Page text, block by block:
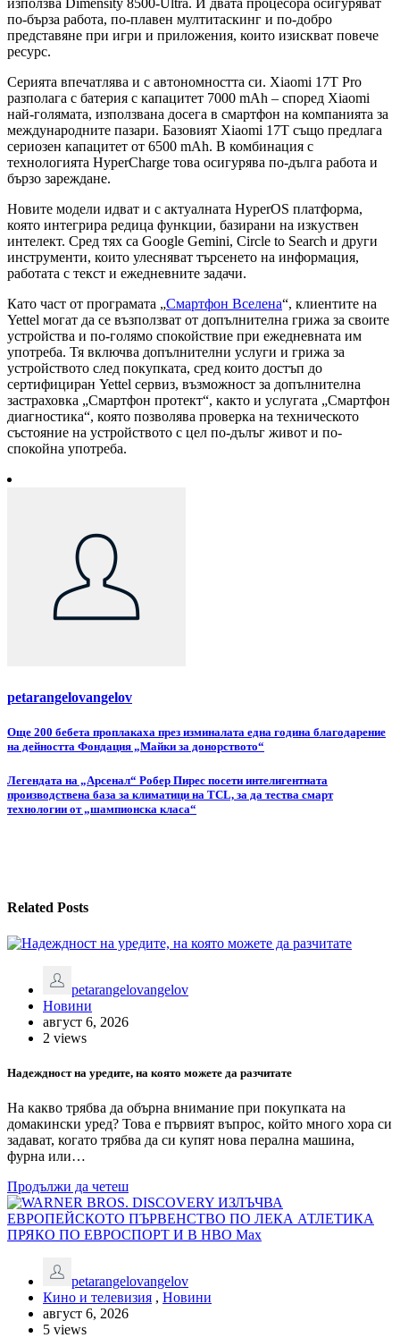
използва Dimensity 8500-Ultra. И двата процесора осигуряват
по-бърза работа, по-плавен мултитаскинг и по-добро
представяне при игри и приложения, които изискват повече
ресурс.
Серията впечатлява и с автономността си. Xiaomi 17T Pro
разполага с батерия с капацитет 7000 mAh – според Xiaomi
най-голямата, използвана досега в смартфон на компанията за
международните пазари. Базовият Xiaomi 17T също предлага
сериозен капацитет от 6500 mAh. В комбинация с
технологията HyperCharge това осигурява по-дълга работа и
бързо зареждане.
Новите модели идват и с актуалната HyperOS платформа,
която интегрира редица функции, базирани на изкуствен
интелект. Сред тях са Google Gemini, Circle to Search и други
инструменти, които улесняват търсенето на информация,
работата с текст и ежедневните задачи.
Като част от програмата „Смартфон Вселена“, клиентите на
Yettel могат да се възползват от допълнителна грижа за своите
устройства и по-голямо спокойствие при ежедневната им
употреба. Тя включва допълнителни услуги и грижа за
устройството след покупката, сред които достъп до
сертифициран Yettel сервиз, възможност за допълнителна
застраховка „Смартфон протект“, както и услугата „Смартфон
диагностика“, която позволява проверка на техническото
състояние на устройството с цел по-дълъг живот и по-
спокойна употреба.
petarangelovangelov
Навигация
Още 200 бебета проплакаха през изминалата една година благодарение
на дейността Фондация „Майки за донорството“
Легендата на „Арсенал“ Робер Пирес посети интелигентната
производствена база за климатици на TCL, за да тества смарт
технологии от „шампионска класа“
Related Posts
petarangelovangelov
Новини
август 6, 2026
2 views
Надеждност на уредите, на която можете да разчитате
На какво трябва да обърна внимание при покупката на
домакински уред? Това е първият въпрос, който много хора си
задават, когато трябва да си купят нова перална машина,
фурна или…
Продължи да четеш
petarangelovangelov
Кино и телевизия , Новини
август 6, 2026
5 views